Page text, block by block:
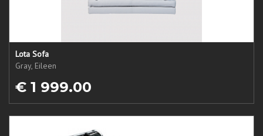
Lota Sofa
Gray, Eileen
€ 1 999.00